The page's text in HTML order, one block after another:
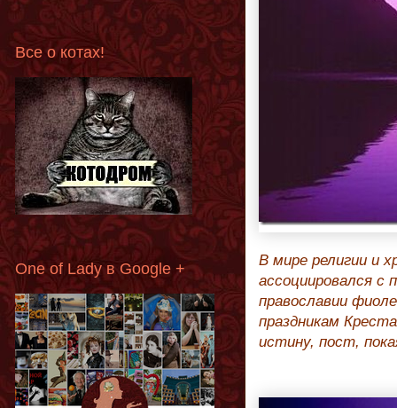
В мире религии и
ассоциировался с
православии
праздникам
истину, пост,
Все о котах!
One of Lady в Google +